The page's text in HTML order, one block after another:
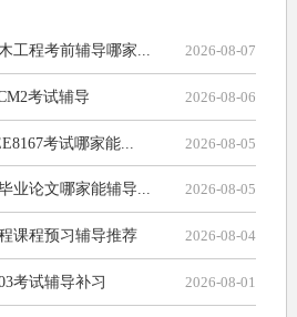
工程考前辅导哪家... 2026-08-07
考试辅导 2026-08-06
考试哪家能... 2026-08-05
业论文哪家能辅导... 2026-08-05
课程预习辅导推荐 2026-08-04
考试辅导补习 2026-08-01